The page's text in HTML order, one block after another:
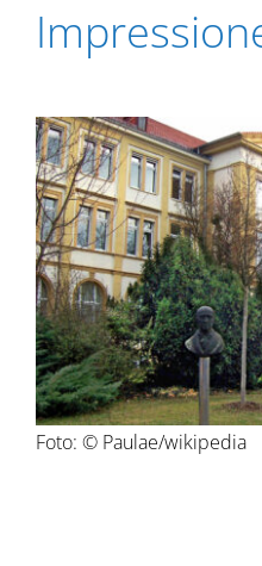
Foto: © Paulae/wikipedia